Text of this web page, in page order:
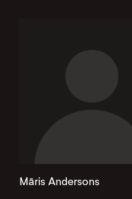
Māris Andersons